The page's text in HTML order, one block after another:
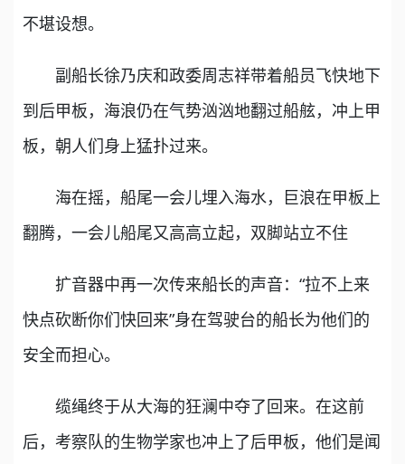
不堪设想。
副船长徐乃庆和政委周志祥带着船员飞快地下
到后甲板，海浪仍在气势汹汹地翻过船舷，冲上甲
板，朝人们身上猛扑过来。
海在摇，船尾一会儿埋入海水，巨浪在甲板上
翻腾，一会儿船尾又高高立起，双脚站立不住
扩音器中再一次传来船长的声音：“拉不上来
快点砍断你们快回来”身在驾驶台的船长为他们的
安全而担心。
缆绳终于从大海的狂澜中夺了回来。在这前
后，考察队的生物学家也冲上了后甲板，他们是闻